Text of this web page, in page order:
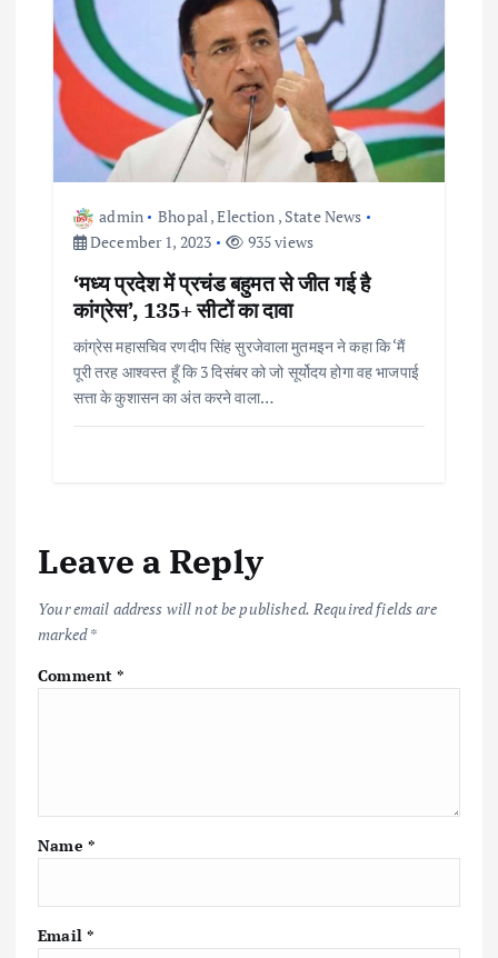
admin Bhopal,Election , State News
December 1, 2023
935 views
‘मध्य प्रदेश में प्रचंड बहुमत से जीत गई है
कांग्रेस’, 135+ सीटों का दावा
कांग्रेस महासचिव रणदीप सिंह सुरजेवाला मुतमइन ने कहा कि ‘मैं
पूरी तरह आश्वस्त हूँ कि 3 दिसंबर को जो सूर्योदय होगा वह भाजपाई
सत्ता के कुशासन का अंत करने वाला…
Leave a Reply
Your email address will not be published. Required fields are
marked*
Comment*
Name *
Email *